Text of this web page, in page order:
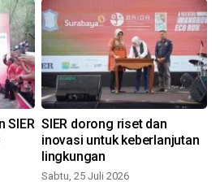
SIER SIER dorong riset dan
inovasi untuk keberlanjutan
lingkungan
Sabtu, 25 Juli 2026